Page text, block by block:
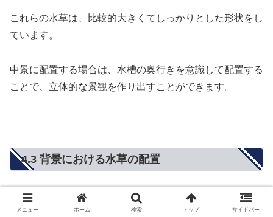
これらの水草は、比較的大きくてしっかりとした形状をし
ています。
中景に配置する場合は、水槽の奥行きを意識して配置する
ことで、立体的な景観を作り出すことができます。
4.3 背景における水草の配置
背景に配置する水草は、水槽の奥に配置することで、水槽
内の空間を広く感じさせる役割があります。
メニュー ホーム 検索 トップ サイドバー